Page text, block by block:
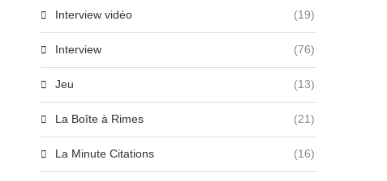
Interview vidéo (19)
Interview (76)
Jeu (13)
La Boîte à Rimes (21)
La Minute Citations (16)